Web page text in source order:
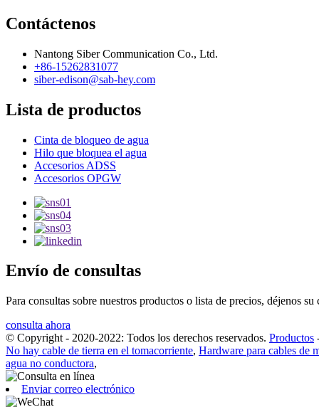
Contáctenos
Nantong Siber Communication Co., Ltd.
+86-15262831077
siber-edison@sab-hey.com
Lista de productos
Cinta de bloqueo de agua
Hilo que bloquea el agua
Accesorios ADSS
Accesorios OPGW
Envío de consultas
Para consultas sobre nuestros productos o lista de precios, déjenos
consulta ahora
© Copyright - 2020-2022: Todos los derechos reservados. Productos
No hay cable de tierra en el tomacorriente, Hardware para cables de
agua no conductora,
Enviar correo electrónico